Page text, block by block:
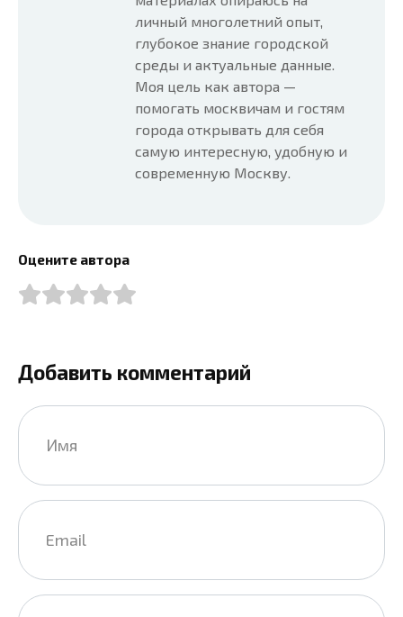
личный многолетний опыт,
глубокое знание городской
среды и актуальные данные.
Моя цель как автора —
помогать москвичам и гостям
города открывать для себя
самую интересную, удобную и
современную Москву.
Оцените автора
Добавить комментарий
Имя
Email
Сайт